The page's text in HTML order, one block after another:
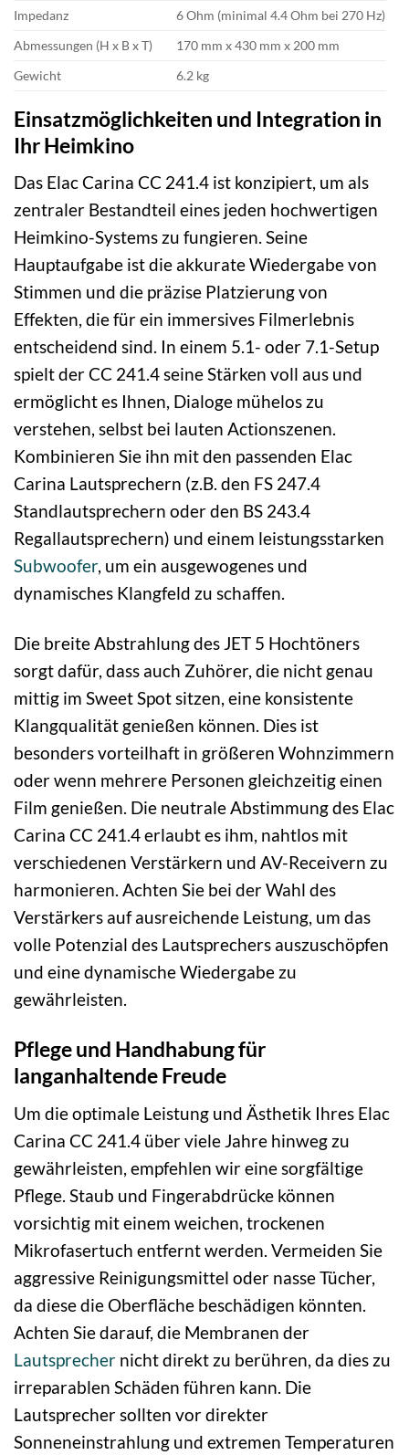
Impedanz
6 Ohm (minimal 4.4 Ohm bei 270 Hz)
Abmessungen (H x B x T)
170 mm x 430 mm x 200 mm
Gewicht
6.2 kg
Einsatzmöglichkeiten und Integration in
Ihr Heimkino
Das Elac Carina CC 241.4 ist konzipiert, um als
zentraler Bestandteil eines jeden hochwertigen
Heimkino-Systems zu fungieren. Seine
Hauptaufgabe ist die akkurate Wiedergabe von
Stimmen und die präzise Platzierung von
Effekten, die für ein immersives Filmerlebnis
entscheidend sind. In einem 5.1- oder 7.1-Setup
spielt der CC 241.4 seine Stärken voll aus und
ermöglicht es Ihnen, Dialoge mühelos zu
verstehen, selbst bei lauten Actionszenen.
Kombinieren Sie ihn mit den passenden Elac
Carina Lautsprechern (z.B. den FS 247.4
Standlautsprechern oder den BS 243.4
Regallautsprechern) und einem leistungsstarken
Subwoofer, um ein ausgewogenes und
dynamisches Klangfeld zu schaffen.
Die breite Abstrahlung des JET 5 Hochtöners
sorgt dafür, dass auch Zuhörer, die nicht genau
mittig im Sweet Spot sitzen, eine konsistente
Klangqualität genießen können. Dies ist
besonders vorteilhaft in größeren Wohnzimmern
oder wenn mehrere Personen gleichzeitig einen
Film genießen. Die neutrale Abstimmung des Elac
Carina CC 241.4 erlaubt es ihm, nahtlos mit
verschiedenen Verstärkern und AV-Receivern zu
harmonieren. Achten Sie bei der Wahl des
Verstärkers auf ausreichende Leistung, um das
volle Potenzial des Lautsprechers auszuschöpfen
und eine dynamische Wiedergabe zu
gewährleisten.
Pflege und Handhabung für
langanhaltende Freude
Um die optimale Leistung und Ästhetik Ihres Elac
Carina CC 241.4 über viele Jahre hinweg zu
gewährleisten, empfehlen wir eine sorgfältige
Pflege. Staub und Fingerabdrücke können
vorsichtig mit einem weichen, trockenen
Mikrofasertuch entfernt werden. Vermeiden Sie
aggressive Reinigungsmittel oder nasse Tücher,
da diese die Oberfläche beschädigen könnten.
Achten Sie darauf, die Membranen der
Lautsprecher nicht direkt zu berühren, da dies zu
irreparablen Schäden führen kann. Die
Lautsprecher sollten vor direkter
Sonneneinstrahlung und extremen Temperaturen